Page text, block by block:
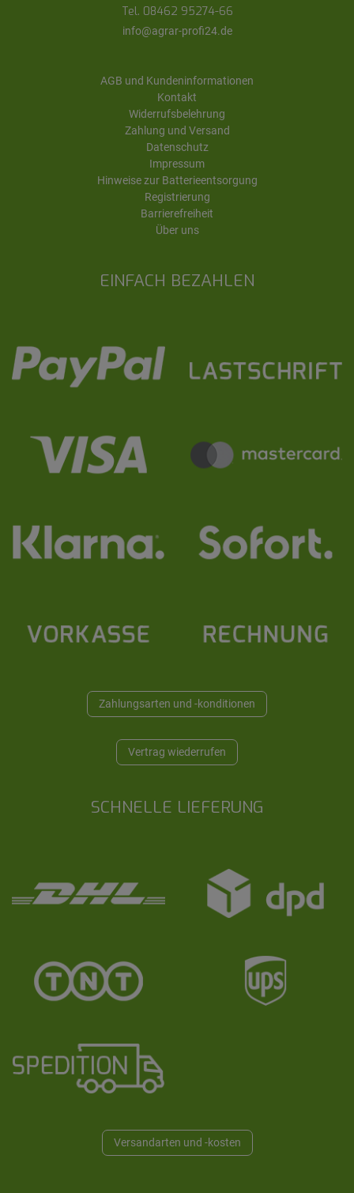
EINFACH BEZAHLEN
Zahlungsarten und -konditionen
Vertrag wiederrufen
SCHNELLE LIEFERUNG
Versandarten und -kosten
Tel. 08462 95274-66
info@agrar-profi24.de
AGB und Kundeninformationen
Kontakt
Widerrufsbelehrung
Zahlung und Versand
Datenschutz
Impressum
Hinweise zur Batterieentsorgung
Registrierung
Barrierefreiheit
Über uns